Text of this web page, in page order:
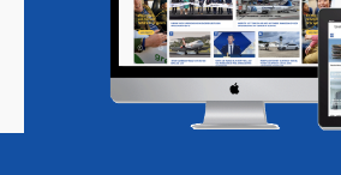
Magazine Podcasts